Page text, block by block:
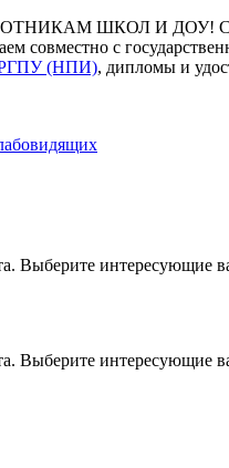
ШКОЛ И ДОУ! С 1
совместно с
(НПИ), дипломы и
Выберите интересующие
Выберите интересующие